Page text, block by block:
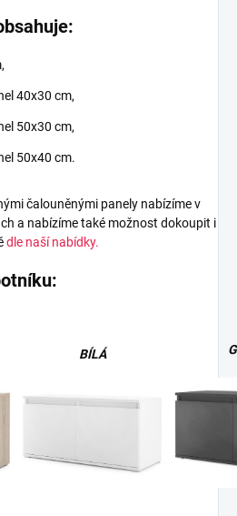
40x30 cm,
50x30 cm,
50x40 cm.
čalouněnými panely nabízíme v
a nabízíme také možnost dokoupit i
dle naší nabídky.
BÍLÁ